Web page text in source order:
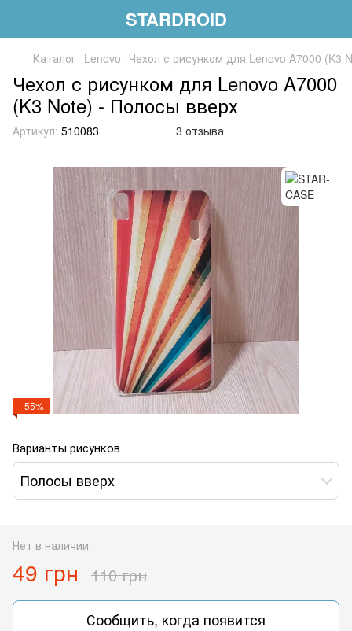
STARDROID
Каталог Lenovo Чехол с рисунком для Lenovo A7000 (K3
Чехол с рисунком для Lenovo A7000
(K3 Note) - Полосы вверх
Артикул: 510083 3 отзыва
−55%
Варианты рисунков
Полосы вверх
Нет в наличии
49 грн 110 грн
Сообщить, когда появится